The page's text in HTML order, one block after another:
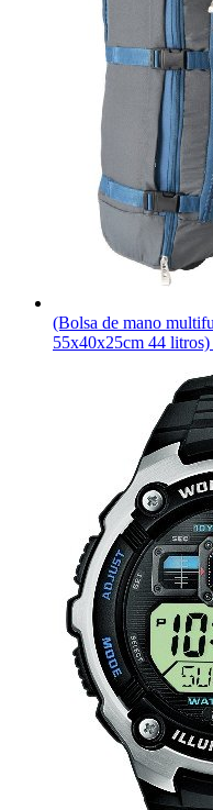
(Bolsa de mano
55x40x25cm 44 litros)